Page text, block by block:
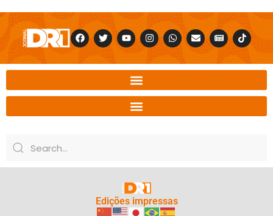
Edições impressas